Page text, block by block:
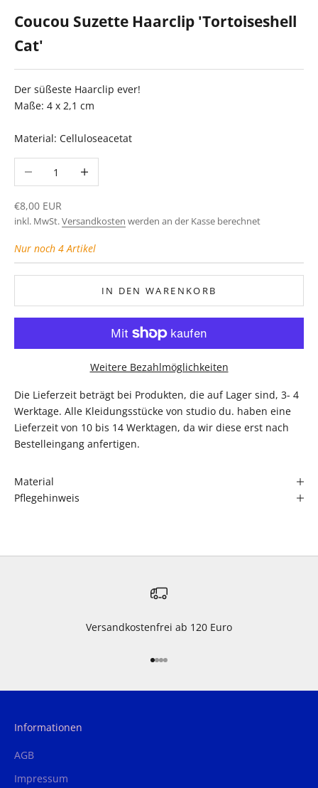
Coucou Suzette Haarclip 'Tortoiseshell
Cat'
Der süßeste Haarclip ever!
Maße: 4 x 2,1 cm
Material: Celluloseacetat
Anzahl verringernAnzahl erhöhen
Angebot
€8,00 EUR
inkl. MwSt.Versandkosten werden an der Kasse berechnet
Nur noch 4 Artikel
IN DEN WARENKORB
Weitere Bezahlmöglichkeiten
Die Lieferzeit beträgt bei Produkten, die auf Lager sind, 3- 4
Werktage. Alle Kleidungsstücke von studio du. haben eine
Lieferzeit von 10 bis 14 Werktagen, da wir diese erst nach
Bestelleingang anfertigen.
Material
Pflegehinweis
Versandkostenfrei ab 120 Euro
Gehe zu Element 1
Gehe zu Element 2
Gehe zu Element 3
Gehe zu Element 4
Informationen
AGB
Impressum